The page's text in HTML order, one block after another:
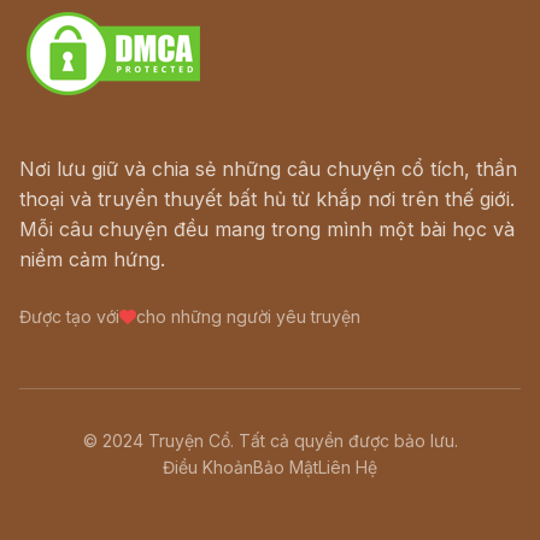
Nơi lưu giữ và chia sẻ những câu chuyện cổ tích, thần
thoại và truyền thuyết bất hủ từ khắp nơi trên thế giới.
Mỗi câu chuyện đều mang trong mình một bài học và
niềm cảm hứng.
Được tạo với cho những người yêu truyện
© 2024 Truyện Cổ. Tất cả quyền được bảo lưu.
Điều KhoảnBảo MậtLiên Hệ